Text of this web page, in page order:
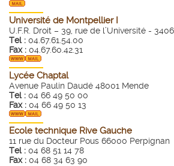
Université de Montpellier I
U.F.R. Droit – 39, rue de l’Université -
Tel : 04.67.61.54.00
Fax : 04.67.60.42.31
Lycée Chaptal
Avenue Paulin Daudé 48001 Mende
Tel : 04 66 49 50 00
Fax : 04 66 49 50 13
Ecole technique Rive Gauche
11 rue du Docteur Pous 66000 Perpignan
Tel : 04 68 51 14 78
Fax : 04 68 34 63 90